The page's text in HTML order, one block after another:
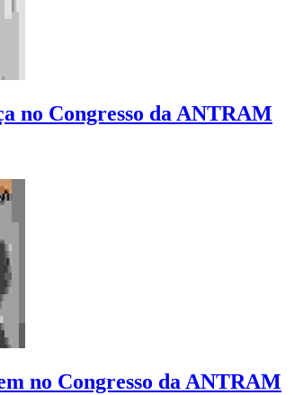
no Congresso da ANTRAM
no Congresso da ANTRAM